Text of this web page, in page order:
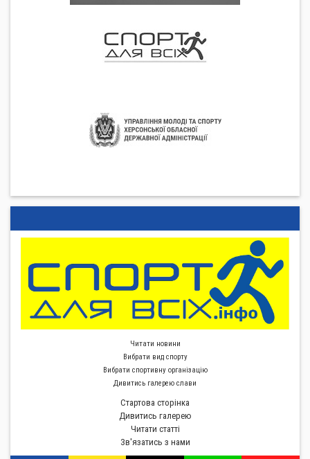
Читати новини
Вибрати вид спорту
Вибрати спортивну органiзацiю
Дивитись галерею слави
Стартова сторiнка
Дивитись галерею
Читати статті
Зв'язатись з нами